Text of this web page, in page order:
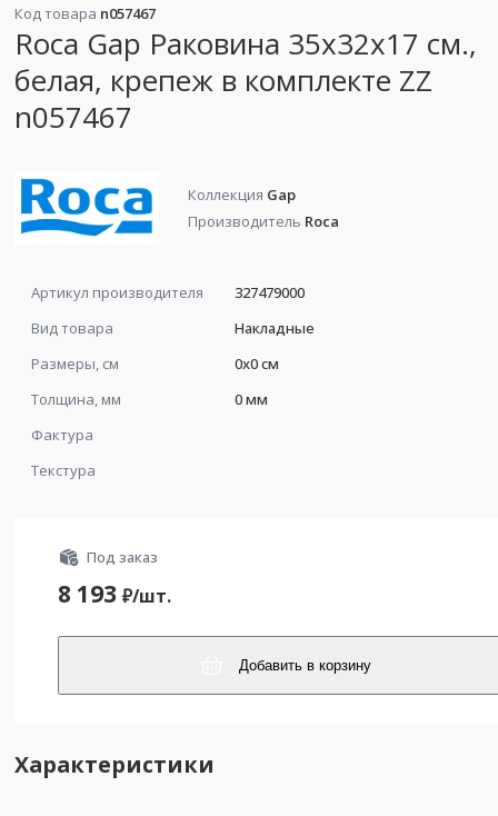
Код товара n057467
Roca Gap Раковина 35x32x17 см.,
белая, крепеж в комплекте ZZ
n057467
Коллекция Gap
Производитель Roca
Артикул производителя
327479000
Вид товара
Накладные
Размеры, см
0x0 см
Толщина, мм
0 мм
Фактура
Текстура
Под заказ
8 193 ₽/шт.
Добавить в корзину
Характеристики